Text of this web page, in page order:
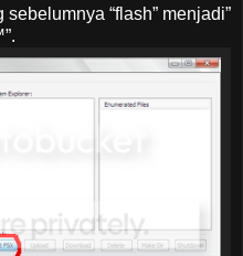
“flash” menjadi”